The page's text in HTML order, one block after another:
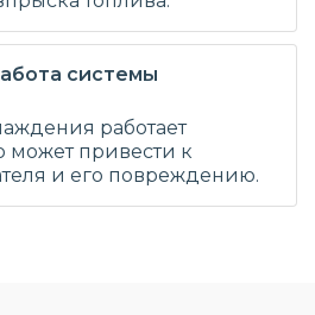
системы
работает
может привести к
и его повреждению.